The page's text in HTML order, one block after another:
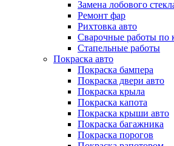
Замена лобового
Ремонт фар
Рихтовка авто
Сварочные работы по
Стапельные работы
Покраска авто
Покраска бампера
Покраска двери авто
Покраска крыла
Покраска капота
Покраска крыши авто
Покраска багажника
Покраска порогов